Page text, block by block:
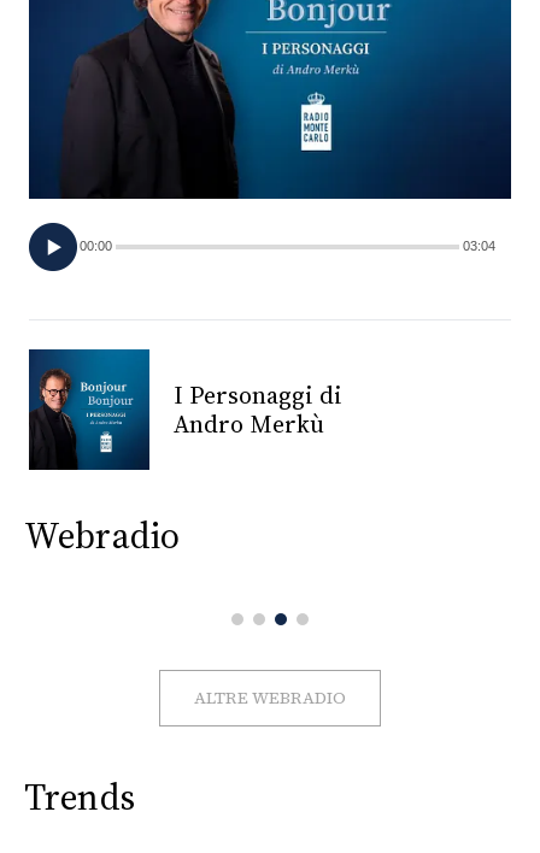
EVENTI
TV
PRINCIPATO
MONACO
RMC
CONSIGLIA
00:00 03:04
I Personaggi di
Andro Merkù
Webradio
ALTRE WEBRADIO
Trends